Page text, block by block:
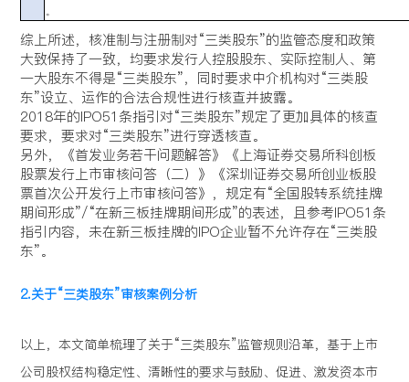
综上所述，核准制与注册制对“三类股东”的监管态度和政策
大致保持了一致，均要求发行人控股股东、实际控制人、第
一大股东不得是“三类股东”，同时要求中介机构对“三类股
东”设立、运作的合法合规性进行核查并披露。
2018年的IPO51条指引对“三类股东”规定了更加具体的核查
要求，要求对“三类股东”进行穿透核查。
另外，《首发业务若干问题解答》《上海证券交易所科创板
股票发行上市审核问答（二）》《深圳证券交易所创业板股
票首次公开发行上市审核问答》，规定有“全国股转系统挂牌
期间形成”/“在新三板挂牌期间形成”的表述，且参考IPO51条
指引内容，未在新三板挂牌的IPO企业暂不允许存在“三类股
东”。
2.关于“三类股东”审核案例分析
以上，本文简单梳理了关于“三类股东”监管规则沿革，基于上市
公司股权结构稳定性、清晰性的要求与鼓励、促进、激发资本市